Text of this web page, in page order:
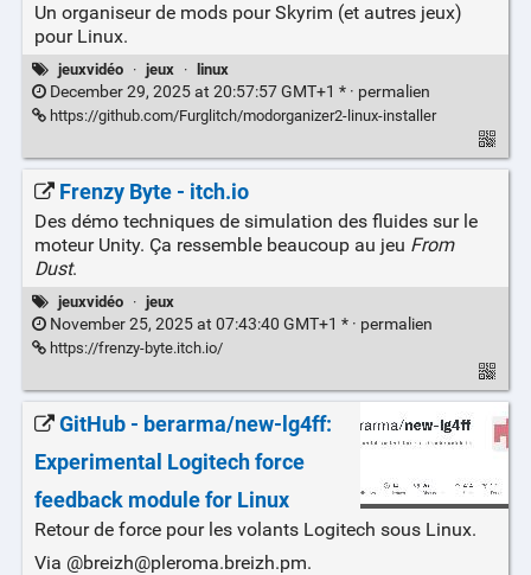
Un organiseur de mods pour Skyrim (et autres jeux)
pour Linux.
jeuxvidéo · jeux · linux
December 29, 2025 at 20:57:57 GMT+1 * · permalien
https://github.com/Furglitch/modorganizer2-linux-installer
Frenzy Byte - itch.io
Des démo techniques de simulation des fluides sur le
moteur Unity. Ça ressemble beaucoup au jeu From
Dust.
jeuxvidéo · jeux
November 25, 2025 at 07:43:40 GMT+1 * · permalien
https://frenzy-byte.itch.io/
GitHub - berarma/new-lg4ff:
Experimental Logitech force
feedback module for Linux
Retour de force pour les volants Logitech sous Linux.
Via @breizh@pleroma.breizh.pm.